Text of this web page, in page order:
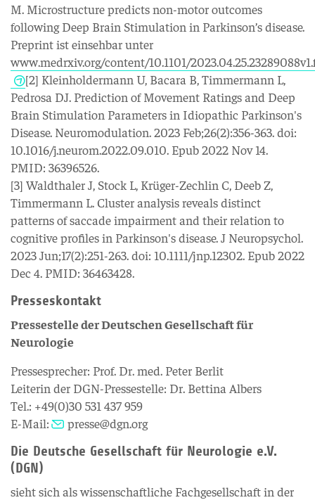
M. Microstructure predicts non-motor outcomes
following Deep Brain Stimulation in Parkinson’s disease.
Preprint ist einsehbar unter
www.medrxiv.org/content/10.1101/
[2] Kleinholdermann U, Bacara B, Timmermann L,
Pedrosa DJ. Prediction of Movement Ratings and Deep
Brain Stimulation Parameters in Idiopathic Parkinson's
Disease. Neuromodulation. 2023 Feb;26(2):356-363. doi:
10.1016/j.neurom.2022.09.010. Epub 2022 Nov 14.
PMID: 36396526.
[3] Waldthaler J, Stock L, Krüger-Zechlin C, Deeb Z,
Timmermann L. Cluster analysis reveals distinct
patterns of saccade impairment and their relation to
cognitive profiles in Parkinson's disease. J Neuropsychol.
2023 Jun;17(2):251-263. doi: 10.1111/jnp.12302. Epub 2022
Dec 4. PMID: 36463428.
Presseskontakt
Pressestelle der Deutschen Gesellschaft für
Neurologie
Pressesprecher: Prof. Dr. med. Peter Berlit
Leiterin der DGN-Pressestelle: Dr. Bettina Albers
Tel.: +49(0)30 531 437 959
E-Mail:
presse@dgn.org
Die Deutsche Gesellschaft für Neurologie e.V.
(DGN)
sieht sich als wissenschaftliche Fachgesellschaft in der